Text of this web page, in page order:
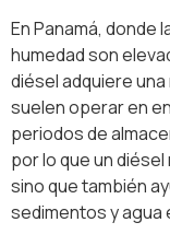
En Panamá, donde
humedad son
diésel adquiere
suelen operar en
periodos de
por lo que un
sino que también
sedimentos y agua